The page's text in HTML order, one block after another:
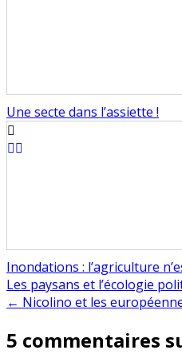
Une secte dans l’assiette !
Inondations : l’agriculture
Navigation
de
l’article
Les paysans et l’écologie
← Nicolino et les
5 commentaires